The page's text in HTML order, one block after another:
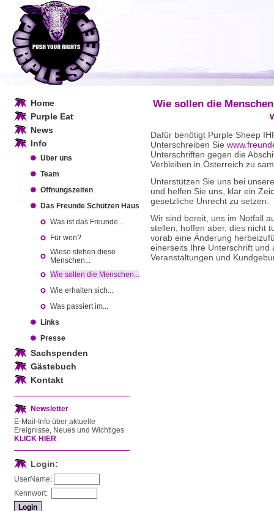
Home
Purple Eat
News
Info
Über uns
Team
Öffnungszeiten
Das Freunde Schützen Haus
Was ist das Freunde...
Für wen?
Wieso stehen diese
Menschen...
Wie sollen die Menschen...
Wie erhalten sich...
Was passiert im...
Links
Presse
Sachspenden
Gästebuch
Kontakt
Newsletter
E-Mail-Info über aktuelle
Ereignisse, Neues und Wichtiges
KLICK HIER
Login:
UserName:
Kennwort:
Wie sollen die
Dafür benötigt Purple Sheep
Unterschreiben Sie
Unterschriften gegen die
Verbleiben in Österreich zu
Unterstützen Sie uns bei
und helfen Sie uns, klar ein
gesetzliche Unrecht zu setzen.
Wir sind bereit, uns im Notfall
stellen, hoffen aber, dies nicht
vorab eine Änderung
einerseits Ihre Unterschrift
Veranstaltungen und